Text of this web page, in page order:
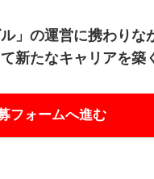
」の運営に携わりな
新たなキャリアを築
フォームへ進む